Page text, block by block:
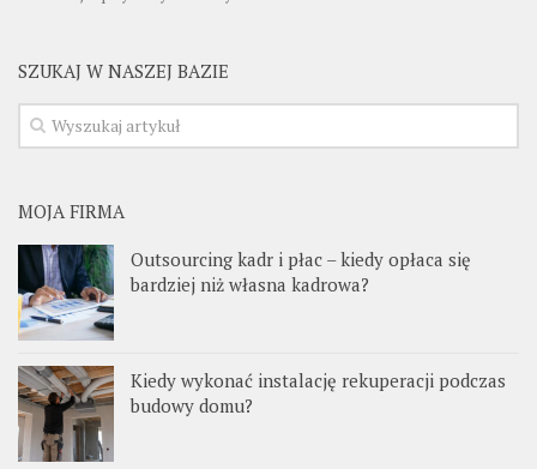
SZUKAJ W NASZEJ BAZIE
MOJA FIRMA
Outsourcing kadr i płac – kiedy opłaca się
bardziej niż własna kadrowa?
Kiedy wykonać instalację rekuperacji podczas
budowy domu?